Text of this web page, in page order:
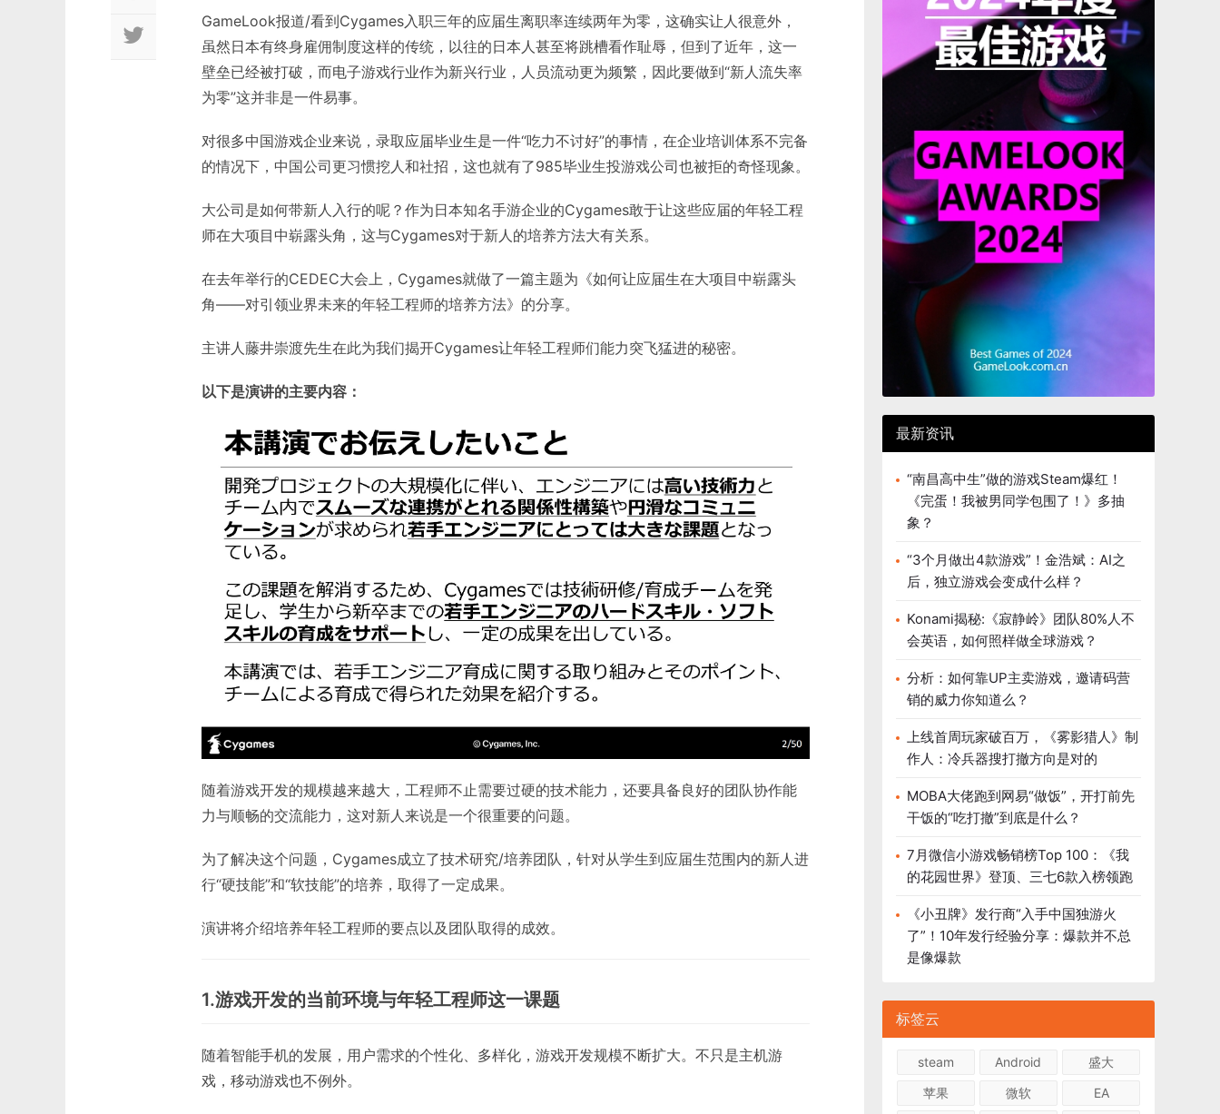
GameLook报道/看到Cygames入职三年的应届生离职率连续两年为零，这确实让人很意外，
虽然日本有终身雇佣制度这样的传统，以往的日本人甚至将跳槽看作耻辱，但到了近年，这一
壁垒已经被打破，而电子游戏行业作为新兴行业，人员流动更为频繁，因此要做到“新人流失率
为零”这并非是一件易事。
对很多中国游戏企业来说，录取应届毕业生是一件“吃力不讨好”的事情，在企业培训体系不完备
的情况下，中国公司更习惯挖人和社招，这也就有了985毕业生投游戏公司也被拒的奇怪现象。
大公司是如何带新人入行的呢？作为日本知名手游企业的Cygames敢于让这些应届的年轻工程
师在大项目中崭露头角，这与Cygames对于新人的培养方法大有关系。
在去年举行的CEDEC大会上，Cygames就做了一篇主题为《如何让应届生在大项目中崭露头
角——对引领业界未来的年轻工程师的培养方法》的分享。
主讲人藤井崇渡先生在此为我们揭开Cygames让年轻工程师们能力突飞猛进的秘密。
以下是演讲的主要内容：
随着游戏开发的规模越来越大，工程师不止需要过硬的技术能力，还要具备良好的团队协作能
力与顺畅的交流能力，这对新人来说是一个很重要的问题。
为了解决这个问题，Cygames成立了技术研究/培养团队，针对从学生到应届生范围内的新人进
行“硬技能”和“软技能”的培养，取得了一定成果。
演讲将介绍培养年轻工程师的要点以及团队取得的成效。
1.游戏开发的当前环境与年轻工程师这一课题
随着智能手机的发展，用户需求的个性化、多样化，游戏开发规模不断扩大。不只是主机游
戏，移动游戏也不例外。
最新资讯
“南昌高中生”做的游戏Steam爆红！
《完蛋！我被男同学包围了！》多抽
象？
“3个月做出4款游戏”！金浩斌：AI之
后，独立游戏会变成什么样？
Konami揭秘:《寂静岭》团队80%人不
会英语，如何照样做全球游戏？
分析：如何靠UP主卖游戏，邀请码营
销的威力你知道么？
上线首周玩家破百万，《雾影猎人》制
作人：冷兵器搜打撤方向是对的
MOBA大佬跑到网易“做饭”，开打前先
干饭的“吃打撤”到底是什么？
7月微信小游戏畅销榜Top 100：《我
的花园世界》登顶、三七6款入榜领跑
《小丑牌》发行商“入手中国独游火
了”！10年发行经验分享：爆款并不总
是像爆款
标签云
steam Android
盛大
苹果
微软
EA